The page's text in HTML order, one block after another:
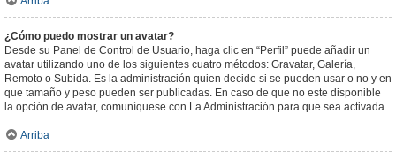
¿Cómo puedo mostrar un avatar?
Desde su Panel de Control de Usuario, haga clic en “Perfil” puede añadir un
avatar utilizando uno de los siguientes cuatro métodos: Gravatar, Galería,
Remoto o Subida. Es la administración quien decide si se pueden usar o no y en
que tamaño y peso pueden ser publicadas. En caso de que no este disponible
la opción de avatar, comuníquese con La Administración para que sea activada.
Arriba